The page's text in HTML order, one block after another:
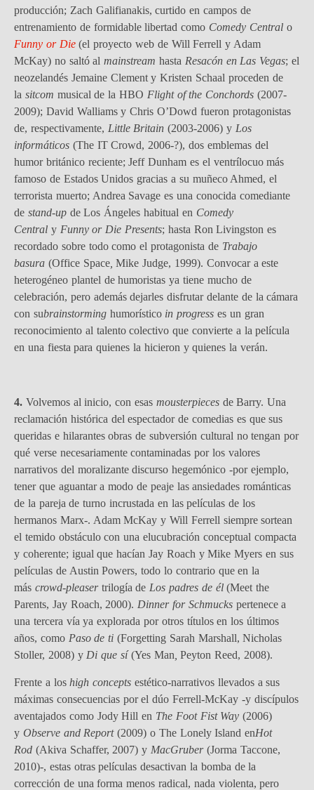
producción; Zach Galifianakis, curtido en campos de
entrenamiento de formidable libertad como Comedy Centralo
Funny or Die (el proyecto web de Will Ferrell y Adam
McKay) no saltó almainstreamhasta Resacón en Las Vegas; el
neozelandés Jemaine Clement y Kristen Schaal proceden de
la sitcom musical de la HBO Flight of the Conchords(2007-
2009); David Walliams y Chris O’Dowd fueron protagonistas
de, respectivamente, Little Britain(2003-2006) y Los
informáticos (The IT Crowd, 2006-?), dos emblemas del
humor británico reciente; Jeff Dunham es el ventrílocuo más
famoso de Estados Unidos gracias a su muñeco Ahmed, el
terrorista muerto; Andrea Savage es una conocida comediante
de stand-upde Los Ángeles habitual en Comedy
Central y Funny or Die Presents; hasta Ron Livingston es
recordado sobre todo como el protagonista de Trabajo
basura (Office Space, Mike Judge, 1999). Convocar a este
heterogéneo plantel de humoristas ya tiene mucho de
celebración, pero además dejarles disfrutar delante de la cámara
con subrainstorming humorístico in progress es un gran
reconocimiento al talento colectivo que convierte a la película
en una fiesta para quienes la hicieron y quienes la verán.
4. Volvemos al inicio, con esas mousterpieces de Barry. Una
reclamación histórica del espectador de comedias es que sus
queridas e hilarantes obras de subversión cultural no tengan por
qué verse necesariamente contaminadas por los valores
narrativos del moralizante discurso hegemónico -por ejemplo,
tener que aguantar a modo de peaje las ansiedades románticas
de la pareja de turno incrustada en las películas de los
hermanos Marx-. Adam McKay y Will Ferrell siempre sortean
el temido obstáculo con una elucubración conceptual compacta
y coherente; igual que hacían Jay Roach y Mike Myers en sus
películas de Austin Powers, todo lo contrario que en la
más crowd-pleasertrilogía de Los padres de él(Meet the
Parents, Jay Roach, 2000). Dinner for Schmucks pertenece a
una tercera vía ya explorada por otros títulos en los últimos
años, como Paso de ti(Forgetting Sarah Marshall, Nicholas
Stoller, 2008) y Di que sí(Yes Man Peyton Reed, 2008).
Frente a loshigh concepts estético-narrativos llevados a sus
máximas consecuencias por el dúo Ferrell-McKay -y discípulos
aventajados como Jody Hill en The Foot Fist Way(2006)
y Observe and Report(2009) o The Lonely Island enHot
Rod (Akiva Schaffer, 2007) y MacGruber (Jorma Taccone,
2010)-, estas otras películas desactivan la bomba de la
corrección de una forma menos radical, nada violenta, pero